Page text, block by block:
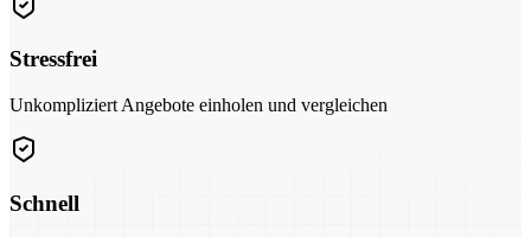
Stressfrei
Unkompliziert Angebote einholen und vergleichen
Schnell